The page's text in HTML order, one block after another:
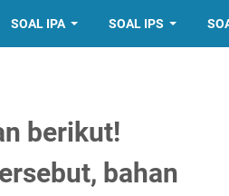
SOAL IPA SOAL IPS
berikut!
bahan